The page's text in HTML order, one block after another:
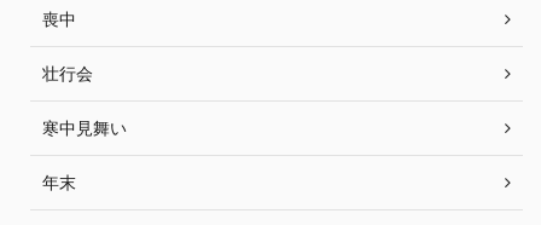
喪中
壮行会
寒中見舞い
年末